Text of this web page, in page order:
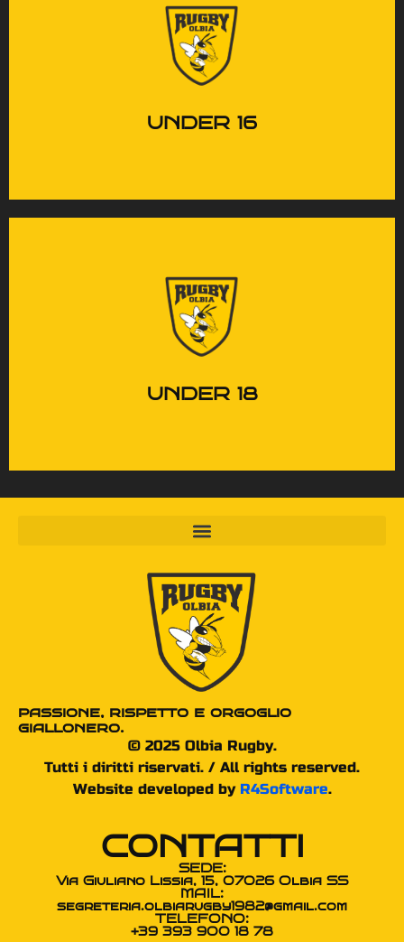
UNDER 16
La transizione verso il
rugby seniores: impegno,
UNDER 18
La transizione verso il
rugby seniores: impegno,
passione, rispetto e orgoglio
giallonero.
© 2025 Olbia Rugby.
Tutti i diritti riservati. / All rights reserved.
Website developed by R4Software.
CONTATTI
SEDE:
Via Giuliano Lissia, 15, 07026 Olbia SS
MAIL:
segreteria.olbiarugby1982@gmail.com
TELEFONO:
+39 393 900 18 78